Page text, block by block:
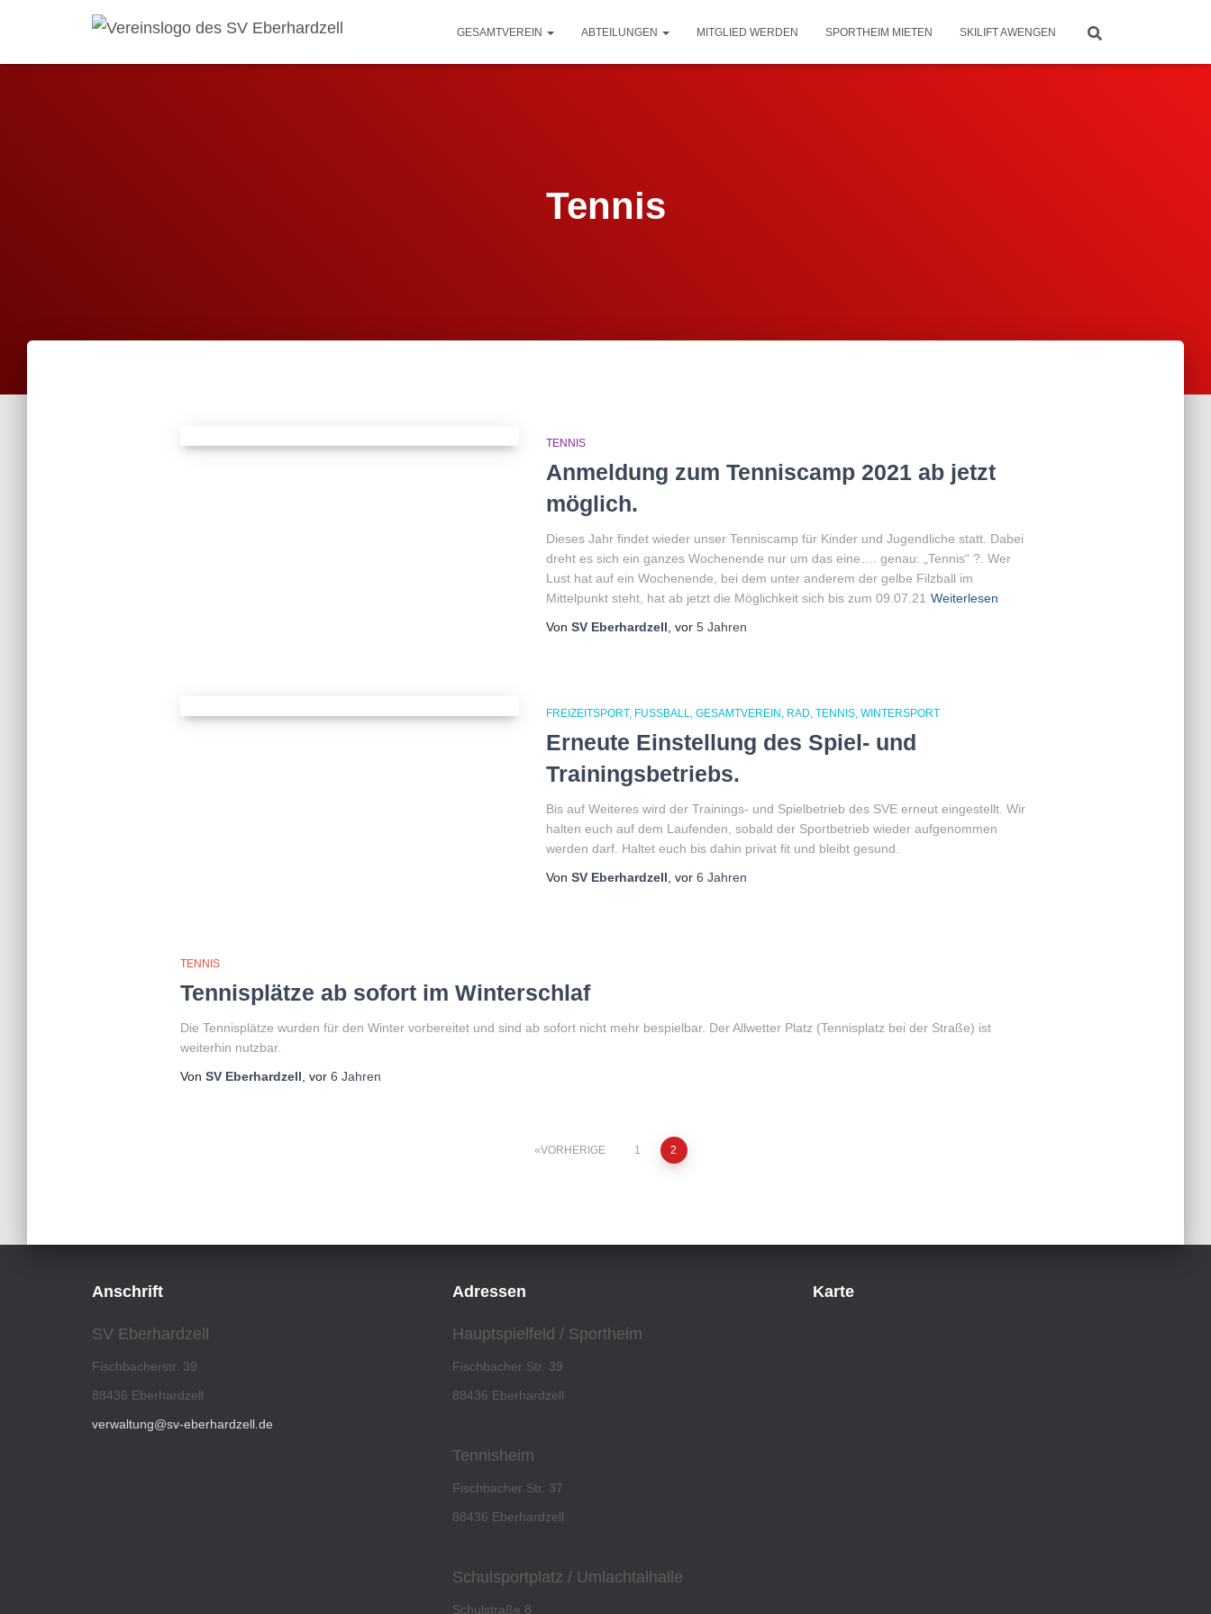
GESAMTVEREIN ABTEILUNGEN MITGLIED WERDEN SPORTHEIM MIETEN SKILIFT AWENGEN
Tennis
TENNIS
Anmeldung zum Tenniscamp 2021 ab jetzt
möglich.
Dieses Jahr findet wieder unser Tenniscamp für Kinder und Jugendliche statt. Dabei
dreht es sich ein ganzes Wochenende nur um das eine…. genau: „Tennis“ ?. Wer
Lust hat auf ein Wochenende, bei dem unter anderem der gelbe Filzball im
Mittelpunkt steht, hat ab jetzt die Möglichkeit sich bis zum 09.07.21 Weiterlesen
Von SV Eberhardzell , vor 5 Jahren
FREIZEITSPORT FUSSBALL GESAMTVEREIN RAD TENNIS WINTERSPORT
Erneute Einstellung des Spiel- und
Trainingsbetriebs.
Bis auf Weiteres wird der Trainings- und Spielbetrieb des SVE erneut eingestellt. Wir
halten euch auf dem Laufenden, sobald der Sportbetrieb wieder aufgenommen
werden darf. Haltet euch bis dahin privat fit und bleibt gesund.
Von SV Eberhardzell , vor 6 Jahren
TENNIS
Tennisplätze ab sofort im Winterschlaf
Die Tennisplätze wurden für den Winter vorbereitet und sind ab sofort nicht mehr bespielbar. Der Allwetter Platz (Tennisplatz bei der Straße) ist
weiterhin nutzbar.
Von SV Eberhardzell , vor 6 Jahren
VORHERIGE 1 2
Anschrift
SV Eberhardzell
Fischbacherstr. 39
88436 Eberhardzell
verwaltung@sv-eberhardzell.de
Adressen
Hauptspielfeld / Sportheim
Fischbacher Str. 39
88436 Eberhardzell
Tennisheim
Fischbacher Str. 37
88436 Eberhardzell
Schulsportplatz / Umlachtalhalle
Schulstraße 8
Karte